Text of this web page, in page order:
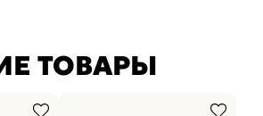
ТОВАРЫ